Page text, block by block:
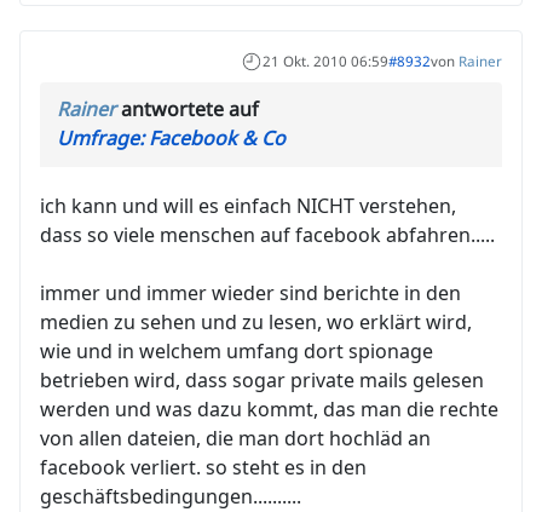
21 Okt. 2010 06:59#8932von Rainer
Rainerantwortete auf
Umfrage: Facebook & Co
ich kann und will es einfach NICHT verstehen,
dass so viele menschen auf facebook abfahren.....
immer und immer wieder sind berichte in den
medien zu sehen und zu lesen, wo erklärt wird,
wie und in welchem umfang dort spionage
betrieben wird, dass sogar private mails gelesen
werden und was dazu kommt, das man die rechte
von allen dateien, die man dort hochläd an
facebook verliert. so steht es in den
geschäftsbedingungen..........